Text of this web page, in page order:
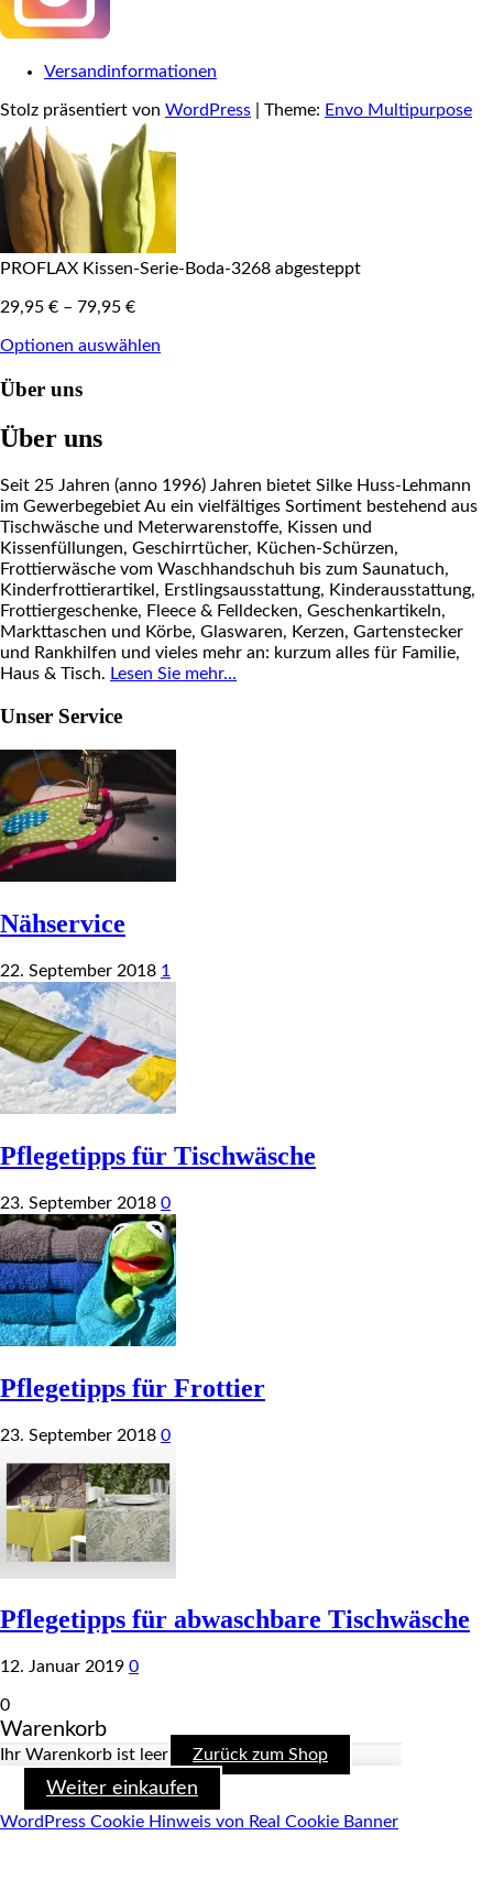
Versandinformationen
Stolz präsentiert von WordPress Theme: Envo Multipurpose
PROFLAX Kissen-Serie-Boda-3268 abgesteppt
29,95 € – 79,95 €
Optionen auswählen
Über uns
Über uns
Seit 25 Jahren (anno 1996) Jahren bietet Silke Huss-Lehmann
im Gewerbegebiet Au ein vielfältiges Sortiment bestehend aus
Tischwäsche und Meterwarenstoffe, Kissen und
Kissenfüllungen, Geschirrtücher, Küchen-Schürzen,
Frottierwäsche vom Waschhandschuh bis zum Saunatuch,
Kinderfrottierartikel, Erstlingsausstattung, Kinderausstattung,
Frottiergeschenke, Fleece & Felldecken, Geschenkartikeln,
Markttaschen und Körbe, Glaswaren, Kerzen, Gartenstecker
und Rankhilfen und vieles mehr an: kurzum alles für Familie,
Haus & Tisch. Lesen Sie mehr…
Unser Service
Nähservice
22. September 2018 1
Pflegetipps für Tischwäsche
23. September 2018 0
Pflegetipps für Frottier
23. September 2018 0
Pflegetipps für abwaschbare Tischwäsche
12. Januar 2019 0
0
Warenkorb
Ihr Warenkorb ist leer Zurück zum Shop
Weiter einkaufen
WordPress Cookie Hinweis von Real Cookie Banner